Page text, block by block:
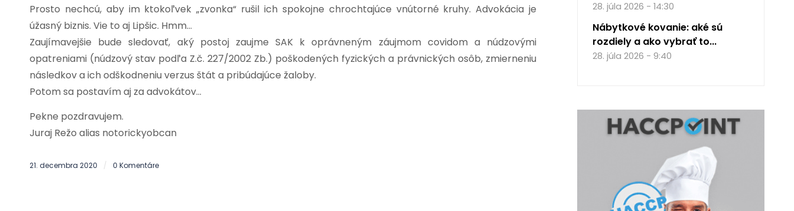
Prosto nechcú, aby im ktokoľvek „zvonka“ rušil ich spokojne chrochtajúce vnútorné kruhy. Advokácia je
úžasný biznis. Vie to aj Lipšic. Hmm…
Zaujímavejšie bude sledovať, aký postoj zaujme SAK k oprávneným záujmom covidom a núdzovými
opatreniami (núdzový stav podľa Z.č. 227/2002 Zb.) poškodených fyzických a právnických osôb, zmierneniu
následkov a ich odškodneniu verzus štát a pribúdajúce žaloby.
Potom sa postavím aj za advokátov…
Pekne pozdravujem.
Juraj Režo alias notorickyobcan
21. decembra 2020 / 0 Komentáre
28. júla 2026 - 14:30
Nábytkové kovanie: aké sú
rozdiely a ako vybrať to...
28. júla 2026 - 9:40